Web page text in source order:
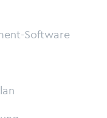
Software